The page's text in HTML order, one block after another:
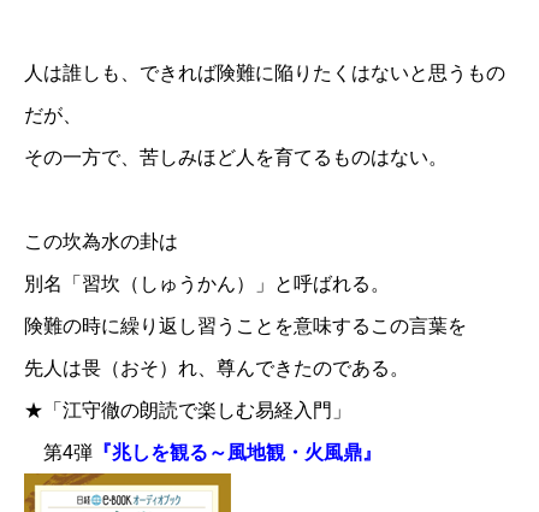
人は誰しも、できれば険難に陥りたくはないと思うもの
だが、
その一方で、苦しみほど人を育てるものはない。
この坎為水の卦は
別名「習坎（しゅうかん）」と呼ばれる。
険難の時に繰り返し習うことを意味するこの言葉を
先人は畏（おそ）れ、尊んできたのである。
★「江守徹の朗読で楽しむ易経入門」
第4弾 『兆しを観る～風地観・火風鼎』